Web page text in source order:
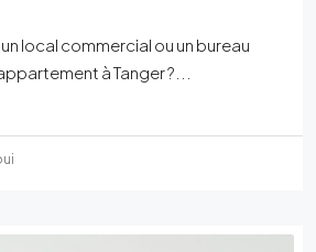
local commercial ou un bureau
à Tanger ?...